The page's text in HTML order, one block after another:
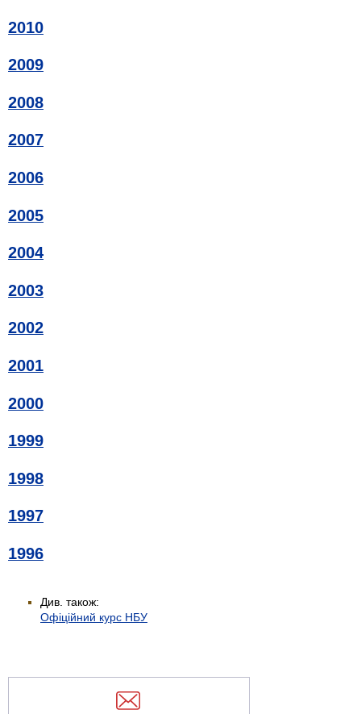
2010
2009
2008
2007
2006
2005
2004
2003
2002
2001
2000
1999
1998
1997
1996
Див. також:
Офіційний курс НБУ